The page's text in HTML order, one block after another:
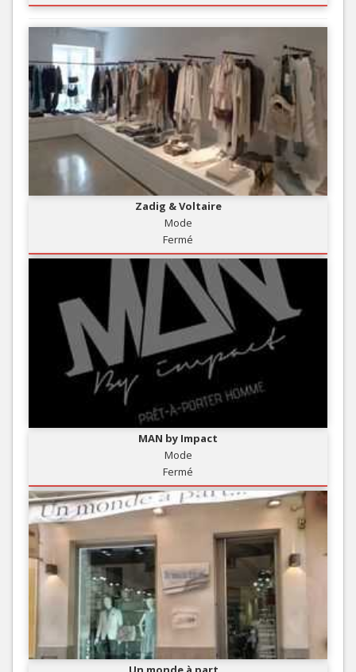
Zadig & Voltaire
Mode
Fermé
MAN by Impact
Mode
Fermé